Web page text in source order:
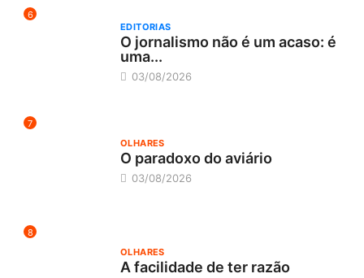
6
EDITORIAS
O jornalismo não é um acaso: é
uma...
03/08/2026
7
OLHARES
O paradoxo do aviário
03/08/2026
8
OLHARES
A facilidade de ter razão